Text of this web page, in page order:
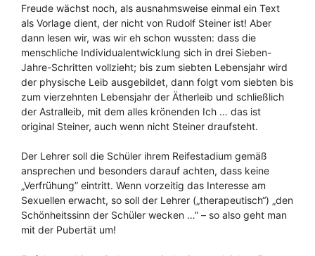
Freude wächst noch, als ausnahmsweise einmal ein Text
als Vorlage dient, der nicht von Rudolf Steiner ist! Aber
dann lesen wir, was wir eh schon wussten: dass die
menschliche Individualentwicklung sich in drei Sieben-
Jahre-Schritten vollzieht; bis zum siebten Lebensjahr wird
der physische Leib ausgebildet, dann folgt vom siebten bis
zum vierzehnten Lebensjahr der Ätherleib und schließlich
der Astralleib, mit dem alles krönenden Ich … das ist
original Steiner, auch wenn nicht Steiner draufsteht.
Der Lehrer soll die Schüler ihrem Reifestadium gemäß
ansprechen und besonders darauf achten, dass keine
„Verfrühung” eintritt. Wenn vorzeitig das Interesse am
Sexuellen erwacht, so soll der Lehrer („therapeutisch“) „den
Schönheitssinn der Schüler wecken …” – so also geht man
mit der Pubertät um!